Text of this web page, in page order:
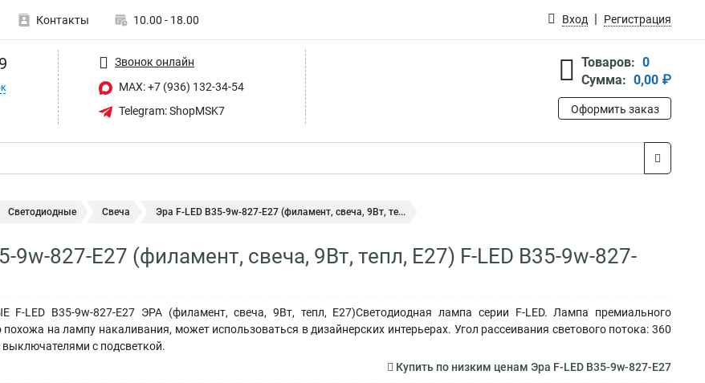
Контакты 10.00 - 18.00 Вход Регистрация
Звонок онлайн
MAX: +7 (936) 132-34-54
Telegram: ShopMSK7
Товаров: 0
Сумма: 0,00 ₽
Оформить заказ
Светодиодные Свеча Эра F-LED B35-9w-827-E27 (филамент, свеча, 9Вт, те...
9w-827-E27 (филамент, свеча, 9Вт, тепл, E27) F-LED B35-9w-827-
LED B35-9w-827-E27 ЭРА (филамент, свеча, 9Вт, тепл, E27)Светодиодная лампа серии F-LED. Лампа премиального
на лампу накаливания, может использоваться в дизайнерских интерьерах. Угол рассеивания светового потока: 360
с подсветкой.
Купить по низким ценам Эра F-LED B35-9w-827-E27